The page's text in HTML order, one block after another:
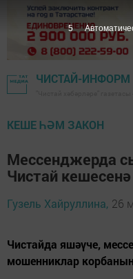
ЧИСТАЙ-ИНФОРМ
КЕШЕ ҺӘМ ЗАКОН
Мессенджерда
Чистай
Гузель Хайруллина, 26
Чистайда яшәүче,
мошенниклар
4